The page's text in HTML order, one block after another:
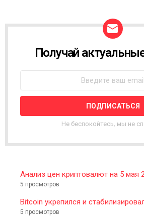
W
L
E
T
R
Получай
Не беспокойтесь, мы не
Анализ цен криптовалют на 5 мая
5 просмотров
Bitcoin укрепился и
5 просмотров